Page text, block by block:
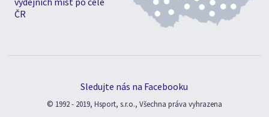
ČR
Sledujte nás na Facebooku
© 1992 - 2019, Hsport, s.r.o., Všechna práva vyhrazena